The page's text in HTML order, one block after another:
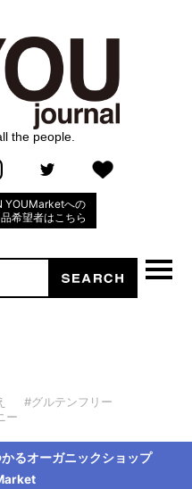
the people.
YOUMarketへの
希望者はこちら
#グルテンフリー
ー
るオーガニックショップ